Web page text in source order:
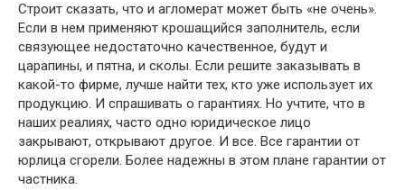
Строит сказать, что и агломерат может быть «не очень».
Если в нем применяют крошащийся заполнитель, если
связующее недостаточно качественное, будут и
царапины, и пятна, и сколы. Если решите заказывать в
какой-то фирме, лучше найти тех, кто уже использует их
продукцию. И спрашивать о гарантиях. Но учтите, что в
наших реалиях, часто одно юридическое лицо
закрывают, открывают другое. И все. Все гарантии от
юрлица сгорели. Более надежны в этом плане гарантии от
частника.